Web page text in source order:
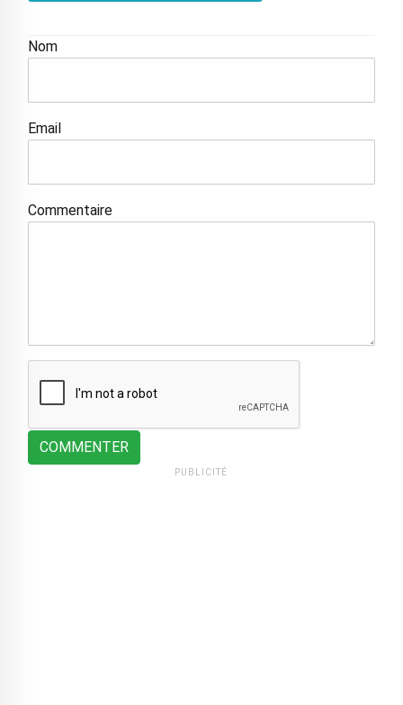
Nom
Email
Commentaire
COMMENTER
PUBLICITÉ